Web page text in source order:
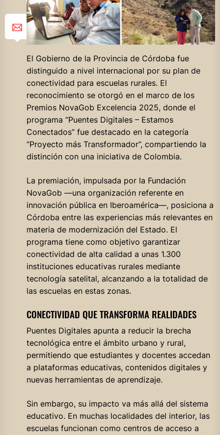
El Gobierno de la Provincia de Córdoba fue
distinguido a nivel internacional por su plan de
conectividad para escuelas rurales. El
reconocimiento se otorgó en el marco de los
Premios NovaGob Excelencia 2025, donde el
programa “Puentes Digitales – Estamos
Conectados” fue destacado en la categoría
“Proyecto más Transformador”, compartiendo la
distinción con una iniciativa de Colombia.
La premiación, impulsada por la Fundación
NovaGob —una organización referente en
innovación pública en Iberoamérica—, posiciona a
Córdoba entre las experiencias más relevantes en
materia de modernización del Estado. El
programa tiene como objetivo garantizar
conectividad de alta calidad a unas 1.300
instituciones educativas rurales mediante
tecnología satelital, alcanzando a la totalidad de
las escuelas en estas zonas.
CONECTIVIDAD QUE TRANSFORMA REALIDADES
Puentes Digitales apunta a reducir la brecha
tecnológica entre el ámbito urbano y rural,
permitiendo que estudiantes y docentes accedan
a plataformas educativas, contenidos digitales y
nuevas herramientas de aprendizaje.
Sin embargo, su impacto va más allá del sistema
educativo. En muchas localidades del interior, las
escuelas funcionan como centros de acceso a